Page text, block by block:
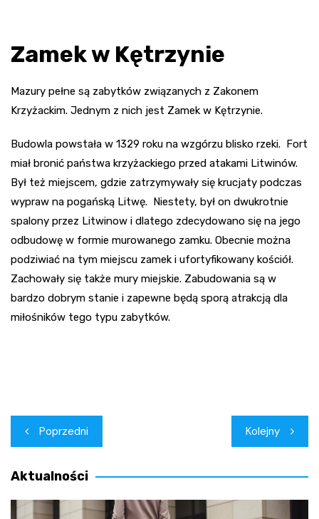
Zamek w Kętrzynie
Mazury pełne są zabytków związanych z Zakonem
Krzyżackim. Jednym z nich jest Zamek w Kętrzynie.
Budowla powstała w 1329 roku na wzgórzu blisko rzeki. Fort
miał bronić państwa krzyżackiego przed atakami Litwinów.
Był też miejscem, gdzie zatrzymywały się krucjaty podczas
wypraw na pogańską Litwę. Niestety, był on dwukrotnie
spalony przez Litwinow i dlatego zdecydowano się na jego
odbudowę w formie murowanego zamku. Obecnie można
podziwiać na tym miejscu zamek i ufortyfikowany kościół.
Zachowały się także mury miejskie. Zabudowania są w
bardzo dobrym stanie i zapewne będą sporą atrakcją dla
miłośników tego typu zabytków.
Nawigacja
wpisu
Poprzedni Kolejny
Aktualności